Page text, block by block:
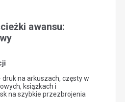
awansu:
na arkuszach, częsty w
książkach i
na szybkie przezbrojenia